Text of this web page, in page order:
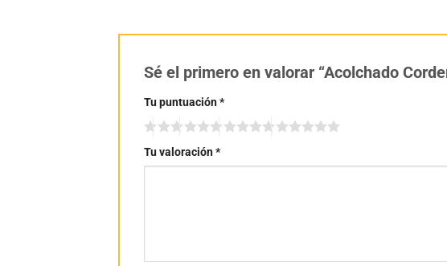
Sé el primero en valorar “Acolchado
Tu puntuación*
Tu valoración*